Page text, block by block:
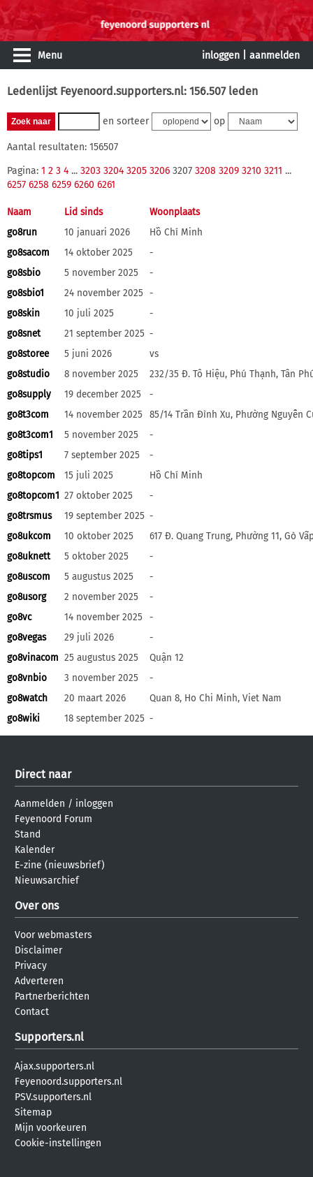
Menu inloggen aanmelden
Ledenlijst Feyenoord.supporters.nl: 156.507 leden
en sorteer op
Aantal resultaten: 156507
Pagina: 1 2 3 4 ... 3203 3204 3205 3206 3207 3208 3209 3210 3211 ...
6257 6258 6259 6260 6261
Naam Lid sinds
Woonplaats
go8run
10 januari 2026
Hồ Chí Minh
go8sacom
14 oktober 2025
-
go8sbio
5 november 2025
-
go8sbio1
24 november 2025 -
go8skin
10 juli 2025
-
go8snet
21 september 2025 -
go8storee
5 juni 2026
vs
go8studio
8 november 2025
232/35 Đ. Tô Hiệu, Phú Thạnh, Tân
go8supply
19 december 2025
-
go8t3com
14 november 2025
85/14 Trần Đình Xu, Phường Nguyễn
go8t3com1
5 november 2025
-
go8tips1
7 september 2025
-
go8topcom
15 juli 2025
Hồ Chí Minh
go8topcom1 27 oktober 2025
-
go8trsmus
19 september 2025 -
go8ukcom
10 oktober 2025
617 Đ. Quang Trung, Phường 11, Gò
go8uknett
5 oktober 2025
-
go8uscom
5 augustus 2025
-
go8usorg
2 november 2025
-
go8vc
14 november 2025
-
go8vegas
29 juli 2026
-
go8vinacom 25 augustus 2025
Quận 12
go8vnbio
3 november 2025
-
go8watch
20 maart 2026
Quan 8, Ho Chi Minh, Viet Nam
go8wiki
18 september 2025 -
Direct naar
Aanmelden / inloggen
Feyenoord Forum
Stand
Kalender
E-zine (nieuwsbrief)
Nieuwsarchief
Over ons
Voor webmasters
Disclaimer
Privacy
Adverteren
Partnerberichten
Contact
Supporters.nl
Ajax.supporters.nl
Feyenoord.supporters.nl
PSV.supporters.nl
Sitemap
Mijn voorkeuren
Cookie-instellingen